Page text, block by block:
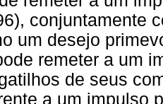
conjuntamente
um desejo
remeter a um
de seus
a um impulso